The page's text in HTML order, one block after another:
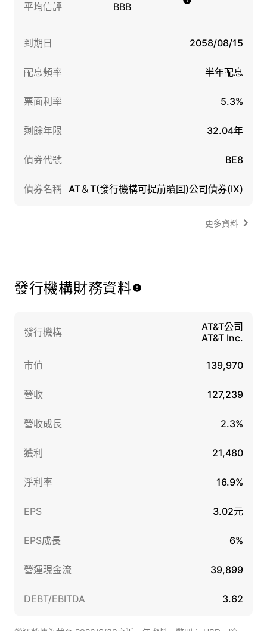
平均信評 BBB
到期日 2058/08/15
配息頻率 半年配息
票面利率 5.3%
剩餘年限 32.04年
債券代號 BE8
債券名稱 AT＆T(發行機構可提前贖回)公司債券(IX)
更多資料
發行機構財務資料
發行機構
AT&T公司
AT&T Inc.
市值 139,970
營收 127,239
營收成長 2.3%
獲利 21,480
淨利率 16.9%
EPS 3.02元
EPS成長 6%
營運現金流 39,899
DEBT/EBITDA 3.62